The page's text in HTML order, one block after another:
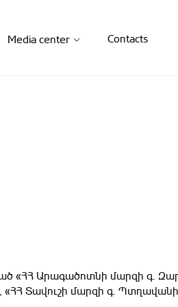
Media center Contacts
«ՀՀ Արագածոտնի մարզի գ.
«ՀՀ Տավուշի մարզի գ.